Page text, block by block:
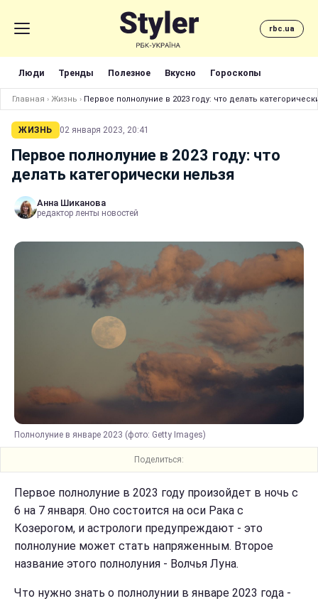
rbc.ua
Люди Тренды Полезное Вкусно Гороскопы
Главная › Жизнь › Первое полнолуние в 2023 году: что делать
ЖИЗНЬ 02 января 2023, 20:41
Первое полнолуние в 2023 году: что
делать категорически нельзя
Анна Шиканова
редактор ленты новостей
Полнолуние в январе 2023 (фото: Getty Images)
Поделиться:
Первое полнолуние в 2023 году произойдет в ночь с
6 на 7 января. Оно состоится на оси Рака с
Козерогом, и астрологи предупреждают - это
полнолуние может стать напряженным. Второе
название этого полнолуния - Волчья Луна.
Что нужно знать о полнолунии в январе 2023 года -